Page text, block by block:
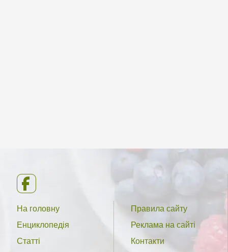
На головну
Енциклопедія
Статті
Правила сайту
Реклама на сайті
Контакти